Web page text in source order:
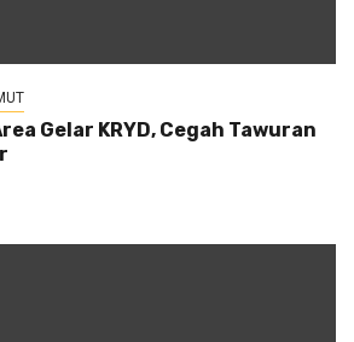
Gelar KRYD, Cegah Tawuran